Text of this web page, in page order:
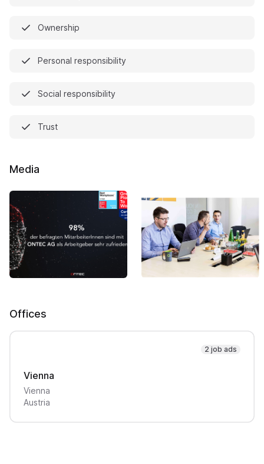
Ownership
Personal responsibility
Social responsibility
Trust
Media
Offices
2 job ads
Vienna
Vienna
Austria